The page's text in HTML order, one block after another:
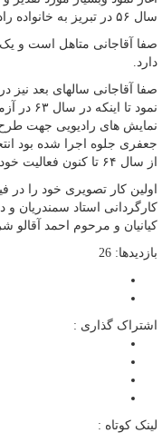
سال ۵۶ در تبریز به خانواده رادیو پیوست.
صفا آقاجانی متاهل است و
دارد.
صفا آقاجانی سالهای بعد نیز
نمایش های رادیویی جهت
جعفری جلوه اجرا شده بود
از سال ۶۴ تا کنون فعالیت خود را در رادیو ادامه داده است.
اولین کار تصویری خود را
کارگردانی استاد سمندریان و
کیانیان و مرحوم احمد آقالو
بازدیدها: 26
اشتراک گذاری :
لینک کوتاه :